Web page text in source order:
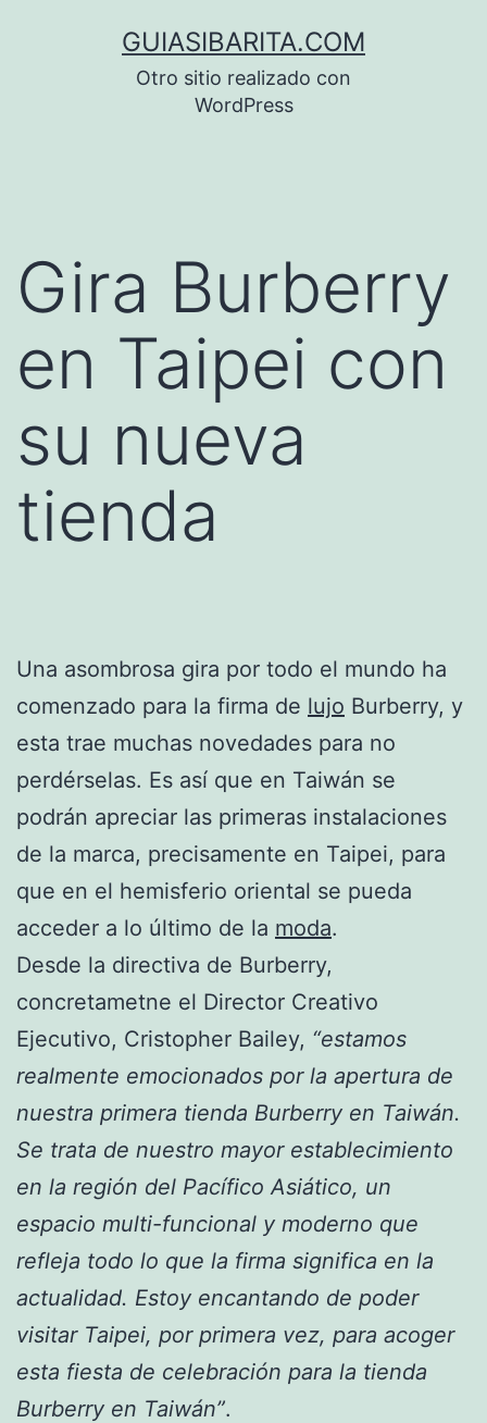
GUIASIBARITA.COM
Otro sitio realizado con
WordPress
Gira Burberry
en Taipei con
su nueva
tienda
Una asombrosa gira por todo el mundo ha
comenzado para la firma de lujo Burberry, y
esta trae muchas novedades para no
perdérselas. Es así que en Taiwán se
podrán apreciar las primeras instalaciones
de la marca, precisamente en Taipei, para
que en el hemisferio oriental se pueda
acceder a lo último de la moda.
Desde la directiva de Burberry,
concretametne el Director Creativo
Ejecutivo, Cristopher Bailey, “estamos
realmente emocionados por la apertura de
nuestra primera tienda Burberry en Taiwán.
Se trata de nuestro mayor establecimiento
en la región del Pacífico Asiático, un
espacio multi-funcional y moderno que
refleja todo lo que la firma significa en la
actualidad. Estoy encantando de poder
visitar Taipei, por primera vez, para acoger
esta fiesta de celebración para la tienda
Burberry en Taiwán”.